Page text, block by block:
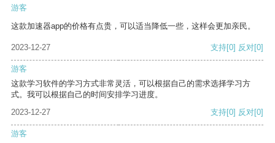
游客
这款加速器app的价格有点贵，可以适当降低一些，这样会更加亲民。
2023-12-27 支持[0] 反对[0]
游客
这款学习软件的学习方式非常灵活，可以根据自己的需求选择学习方
式。我可以根据自己的时间安排学习进度。
2023-12-27
支持[0] 反对[0]
游客